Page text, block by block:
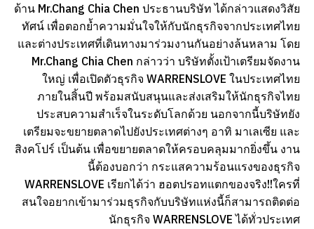
ด้าน Mr.Chang Chia Chen ประธานบริษัท ได้กล่าวแสดงวิสัย
ทัศน์ เพื่อตอกย้ำความมั่นใจให้กับนักธุรกิจจากประเทศไทย
และต่างประเทศที่เดินทางมาร่วมงานกันอย่างล้นหลาม โดย
Mr.Chang Chia Chen กล่าวว่า บริษัทตั้งเป้าเตรียมจัดงาน
ใหญ่ เพื่อเปิดตัวธุรกิจ WARRENSLOVE ในประเทศไทย
ภายในสิ้นปี พร้อมสนับสนุนและส่งเสริมให้นักธุรกิจไทย
ประสบความสำเร็จในระดับโลกด้วย นอกจากนี้บริษัทยัง
เตรียมจะขยายตลาดไปยังประเทศต่างๆ อาทิ มาเลเซีย และ
สิงคโปร์ เป็นต้น เพื่อขยายตลาดให้ครอบคลุมมากยิ่งขึ้น งาน
นี้ต้องบอกว่า กระแสความร้อนแรงของธุรกิจ
WARRENSLOVE เรียกได้ว่า ฮอตปรอทแตกของจริง!!ใครที่
สนใจอยากเข้ามาร่วมธุรกิจกับบริษัทแห่งนี้ก็สามารถติดต่อ
นักธุรกิจ WARRENSLOVE ได้ทั่วประเทศ